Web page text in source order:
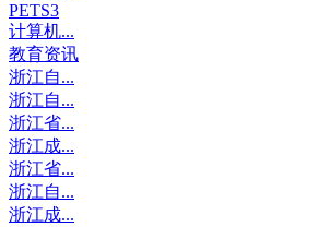
PETS3
计算机...
教育资讯
浙江自...
浙江自...
浙江省...
浙江成...
浙江省...
浙江自...
浙江成...